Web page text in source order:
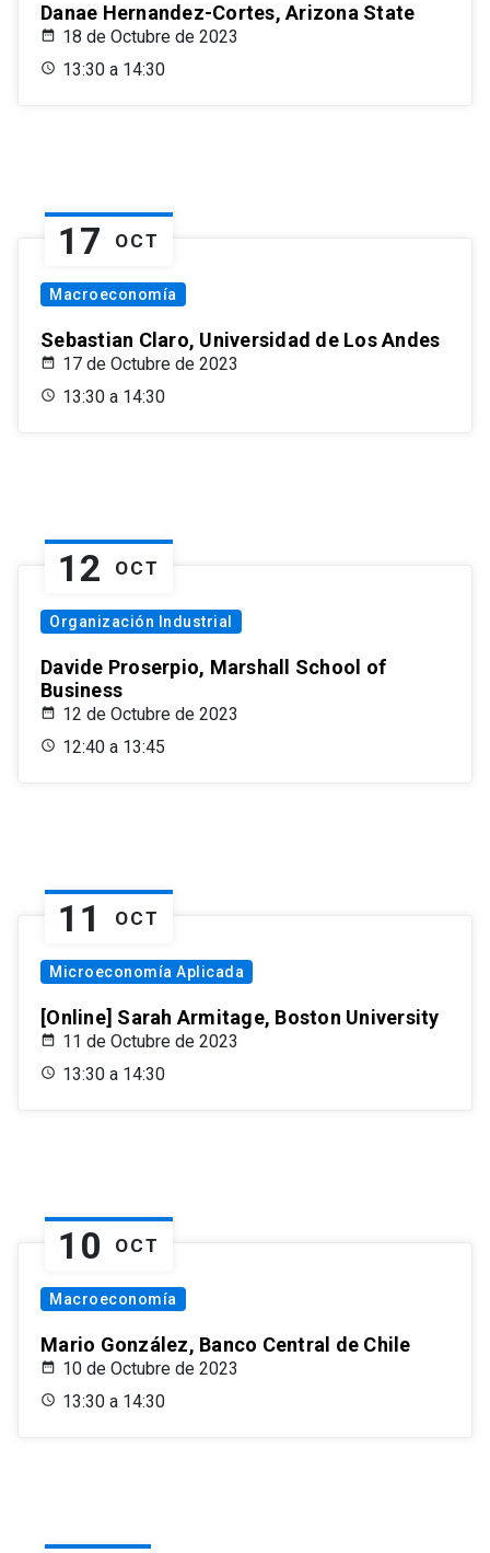
Danae Hernandez-Cortes, Arizona State
18 de Octubre de 2023
13:30 a 14:30
17 OCT
Macroeconomía
Sebastian Claro, Universidad de Los Andes
17 de Octubre de 2023
13:30 a 14:30
12 OCT
Organización Industrial
Davide Proserpio, Marshall School of
Business
12 de Octubre de 2023
12:40 a 13:45
11 OCT
Microeconomía Aplicada
[Online] Sarah Armitage, Boston University
11 de Octubre de 2023
13:30 a 14:30
10 OCT
Macroeconomía
Mario González, Banco Central de Chile
10 de Octubre de 2023
13:30 a 14:30